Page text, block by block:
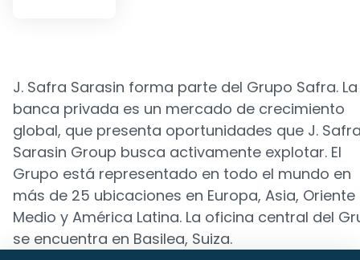
J. Safra Sarasin forma parte del Grupo Safra. La
banca privada es un mercado de crecimiento
global, que presenta oportunidades que J.
Sarasin Group busca activamente explotar. El
Grupo está representado en todo el mundo en
más de 25 ubicaciones en Europa, Asia, Oriente
Medio y América Latina. La oficina central del
se encuentra en Basilea, Suiza.